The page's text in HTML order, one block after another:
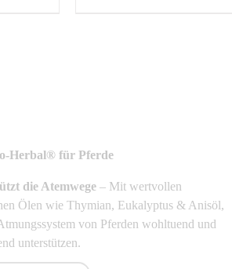
Herbal® für Pferde
die Atemwege – Mit wertvollen
Ölen wie Thymian, Eukalyptus & Anisöl,
von Pferden wohltuend und
unterstützen.